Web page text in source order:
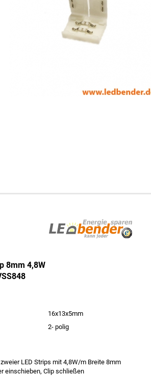
8mm 4,8W
16x13x5mm
2- polig
LED Strips mit 4,8W/m Breite 8mm
einschieben, Clip schließen